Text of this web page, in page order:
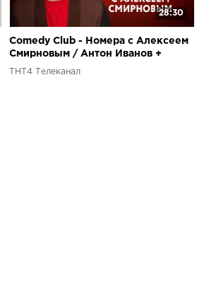
28:30
Comedy Club - Номера с Алексеем
Смирновым / Антон Иванов +
поиск образов Лапенко
ТНТ4 Телеканал